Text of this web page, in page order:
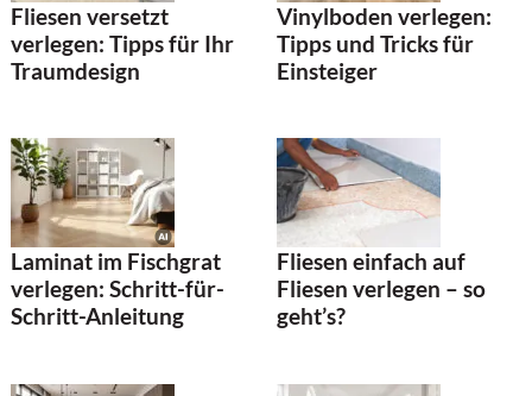
Fliesen versetzt
verlegen: Tipps für Ihr
Traumdesign
Vinylboden verlegen:
Tipps und Tricks für
Einsteiger
Laminat im Fischgrat
verlegen: Schritt-für-
Schritt-Anleitung
Fliesen einfach auf
Fliesen verlegen – so
geht’s?